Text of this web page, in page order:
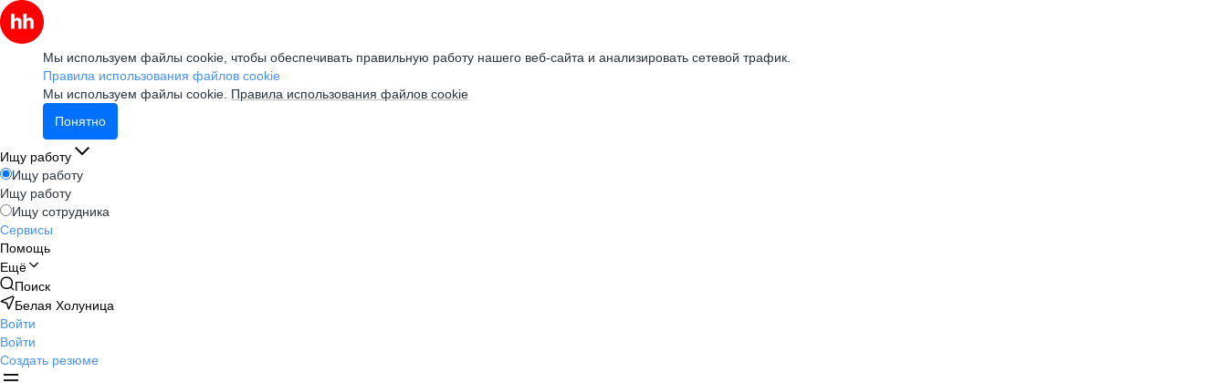
Мы используем файлы cookie, чтобы обеспечивать правильную работу нашего веб-сайта и анализировать сетевой трафик.
Правила использования файлов cookie
Мы используем файлы cookie. Правила использования файлов cookie
Понятно
Ищу работу
Ищу работу
Ищу работу
Ищу сотрудника
Сервисы
Помощь
Ещё
Поиск
Белая Холуница
Войти
Войти
Создать резюме